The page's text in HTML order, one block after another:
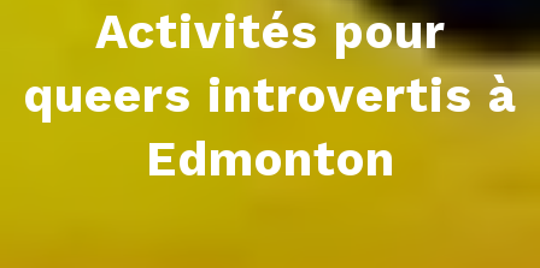
Activités pour
queers introvertis à
Edmonton